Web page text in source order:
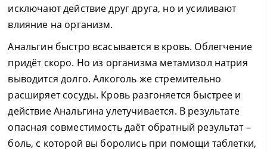
исключают действие друг друга, но и усиливают
влияние на организм.
Анальгин быстро всасывается в кровь. Облегчение
придёт скоро. Но из организма метамизол натрия
выводится долго. Алкоголь же стремительно
расширяет сосуды. Кровь разгоняется быстрее и
действие Анальгина улетучивается. В результате
опасная совместимость даёт обратный результат –
боль, с которой вы боролись при помощи таблетки,